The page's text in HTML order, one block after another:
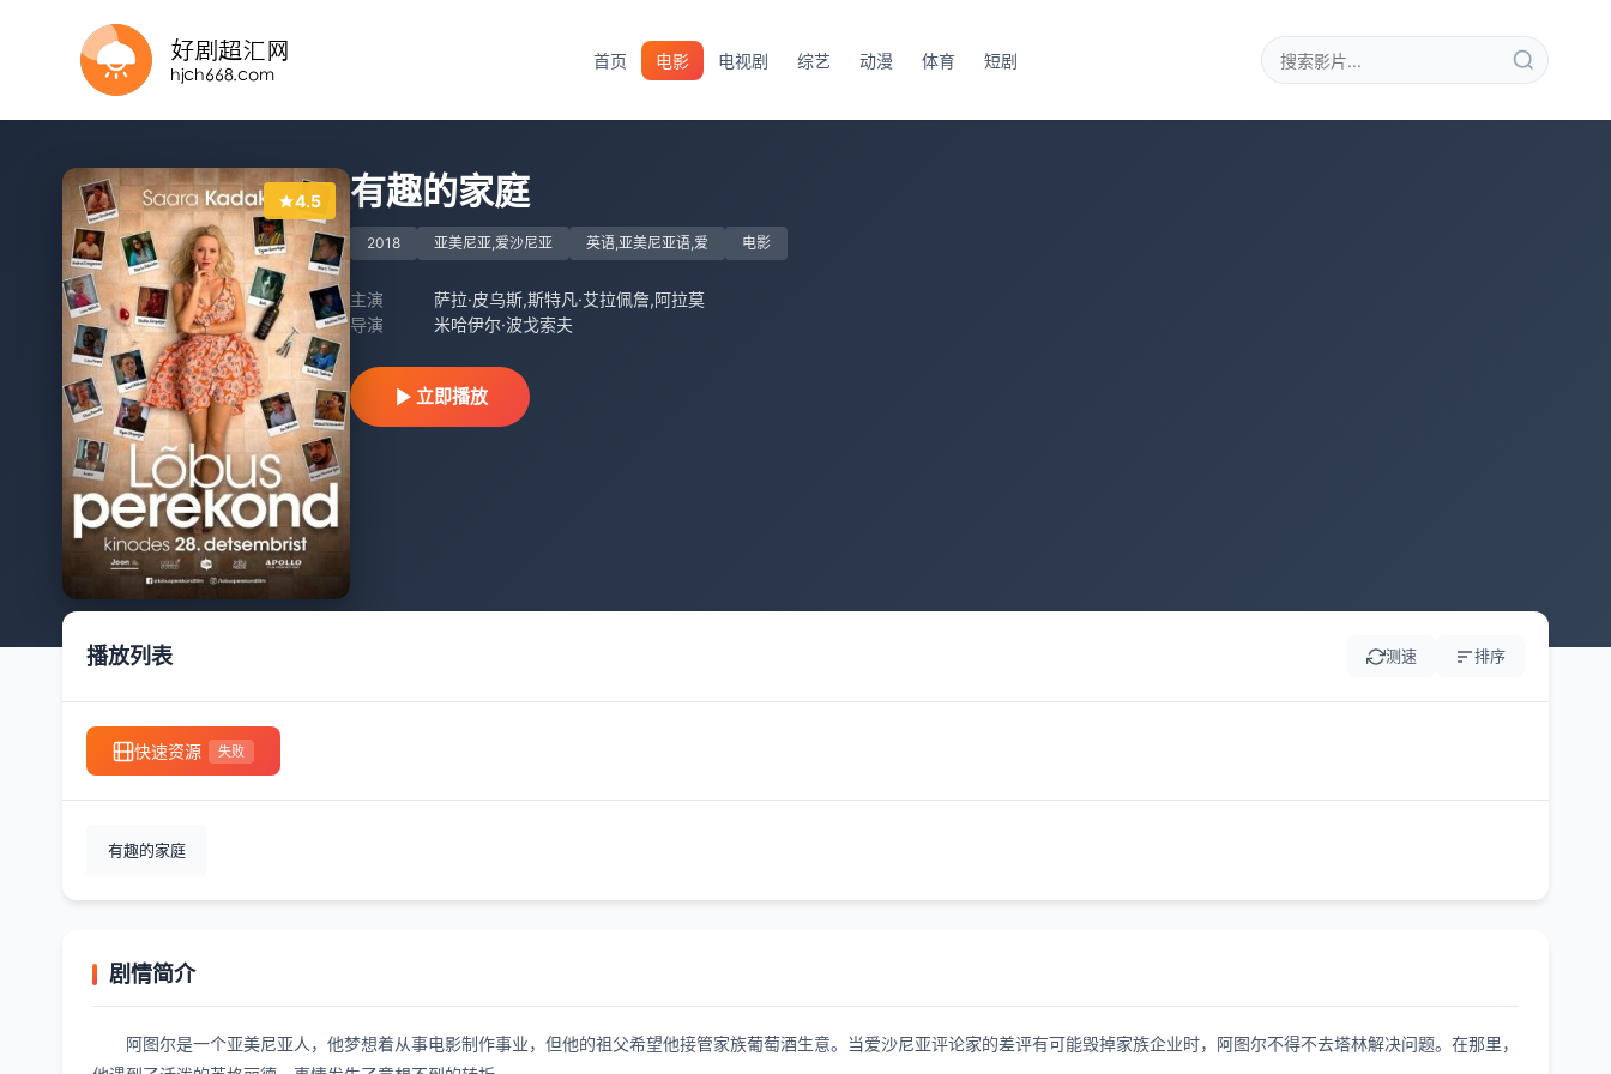
首页 电影 电视剧 综艺 动漫 体育 短剧
4.5 有趣的家庭
2018 亚美尼亚,爱沙尼亚 英语,亚美尼亚语,爱 电影
主演
萨拉·皮乌斯,斯特凡·艾拉佩詹,阿拉莫
导演
米哈伊尔·波戈索夫
立即播放
播放列表 测速 排序
快速资源 失败
有趣的家庭
剧情简介
阿图尔是一个亚美尼亚人，他梦想着从事电影制作事业，但他的祖父希望他接管家族葡萄酒生意。当爱沙尼亚评论家的差评有可能毁掉家族企业时，阿图尔不得不去塔林解决问题。在那里，